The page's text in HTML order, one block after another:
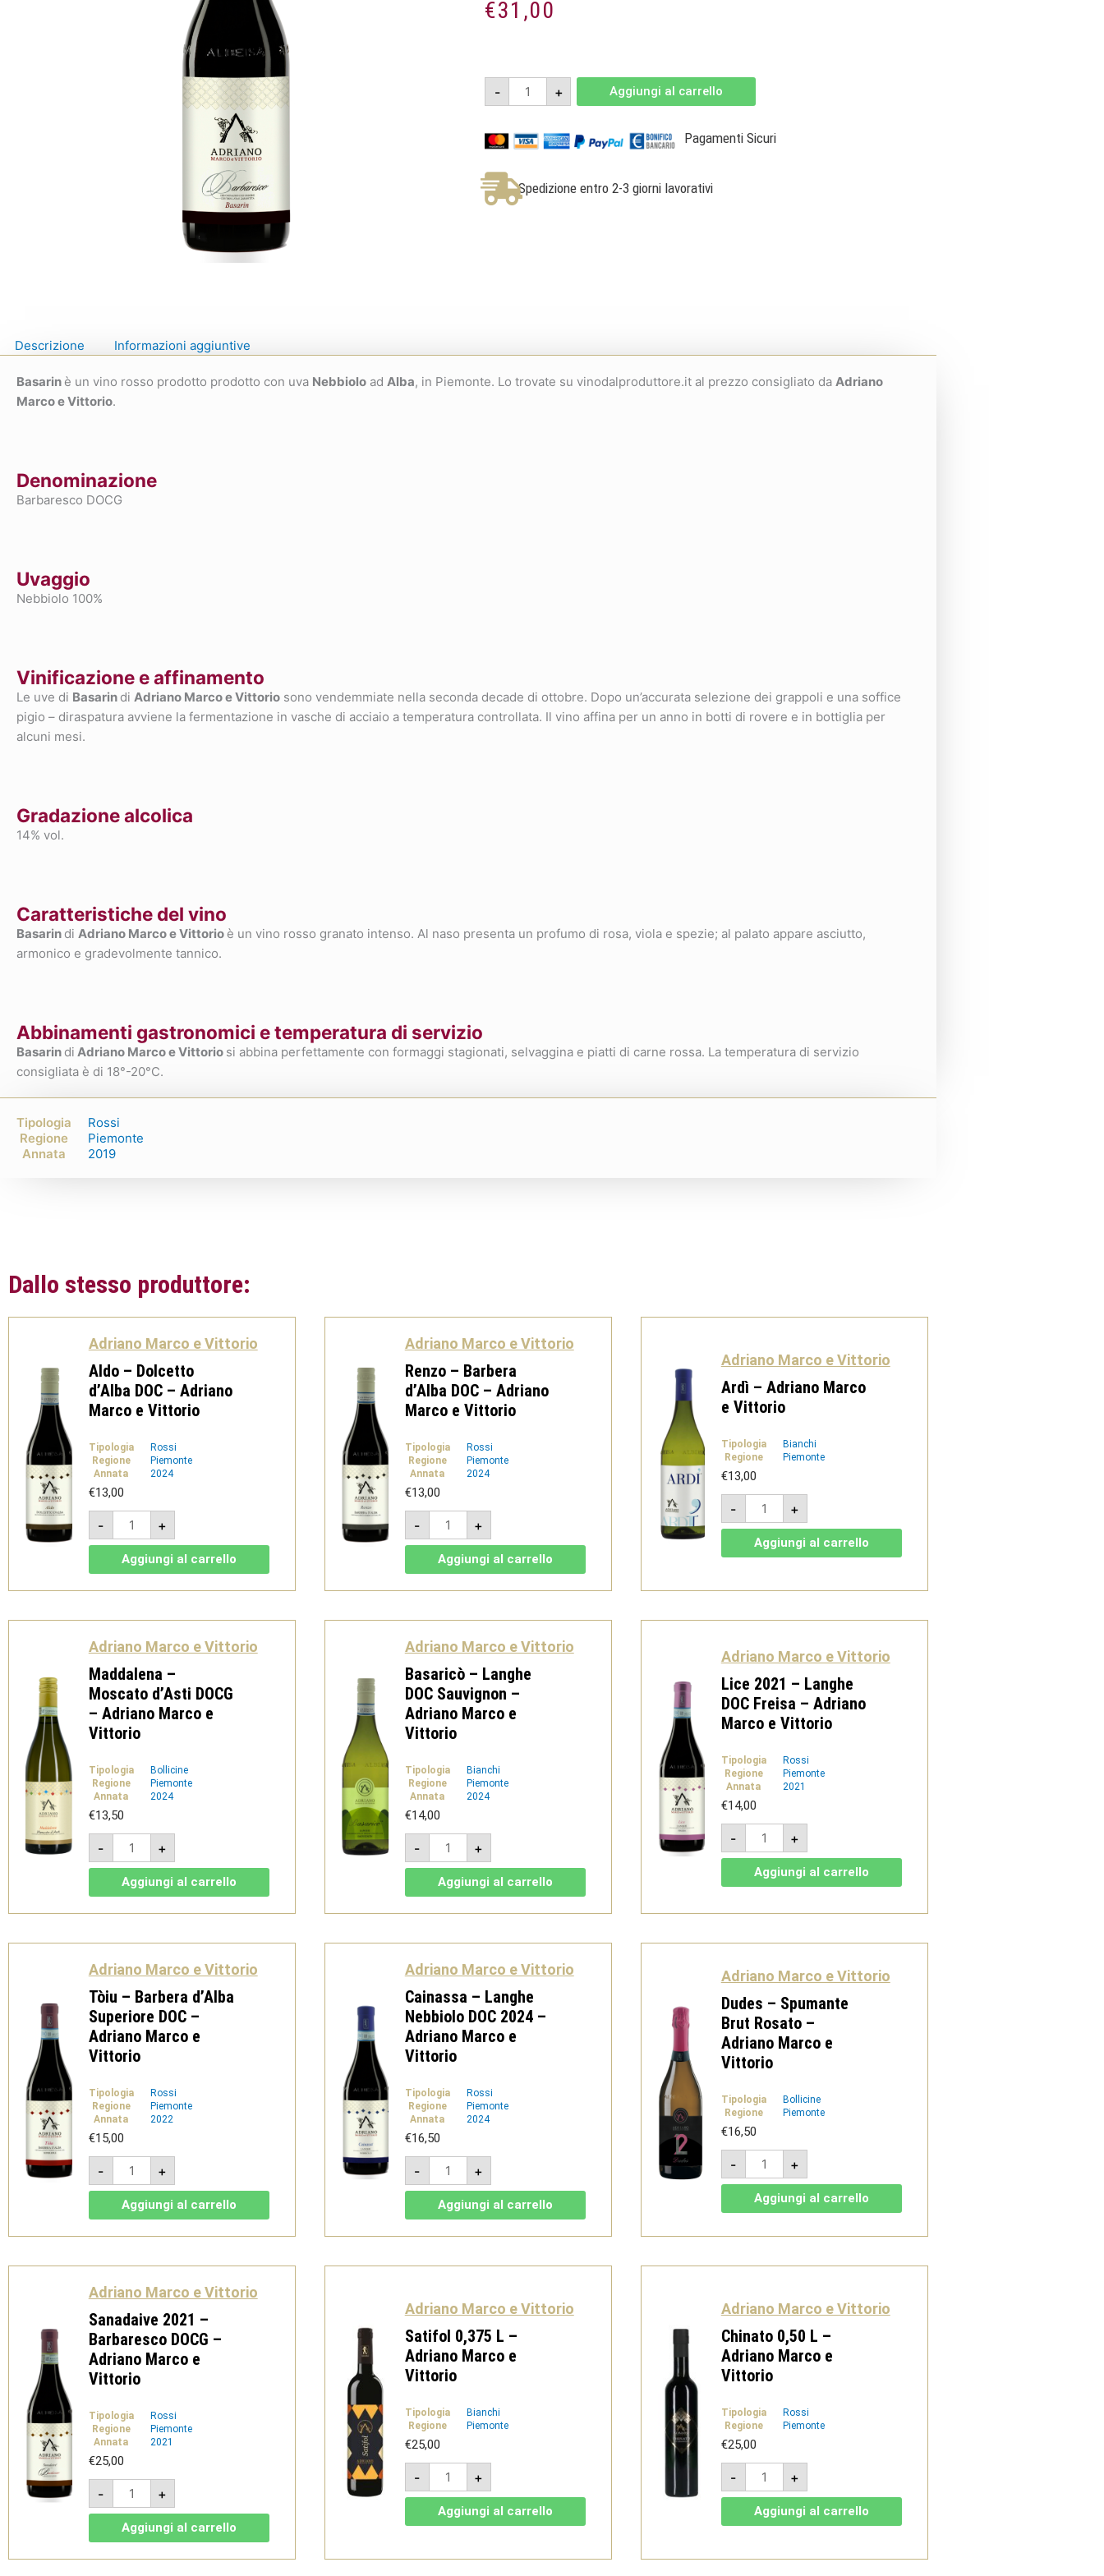
€31,00
-
Basarin
2019
-
DOCG
e
Vittorio
quantità
+ Aggiungi al carrello
Pagamenti Sicuri
Spedizione entro 2-3 giorni lavorativi
Descrizione Informazioni aggiuntive
Basarin è un vino rosso prodotto prodotto con uva Nebbiolo ad Alba, in Piemonte. Lo trovate su vinodalproduttore.it al prezzo consigliato da Adriano
Marco e Vittorio.
Denominazione
Barbaresco DOCG
Uvaggio
Nebbiolo 100%
Vinificazione e affinamento
Le uve di Basarin di Adriano Marco e Vittorio sono vendemmiate nella seconda decade di ottobre. Dopo un’accurata selezione dei grappoli e una soffice
pigio – diraspatura avviene la fermentazione in vasche di acciaio a temperatura controllata. Il vino affina per un anno in botti di rovere e in bottiglia per
alcuni mesi.
Gradazione alcolica
14% vol.
Caratteristiche del vino
Basarin di Adriano Marco e Vittorio è un vino rosso granato intenso. Al naso presenta un profumo di rosa, viola e spezie; al palato appare asciutto,
armonico e gradevolmente tannico.
Abbinamenti gastronomici e temperatura di servizio
Basarin di Adriano Marco e Vittorio si abbina perfettamente con formaggi stagionati, selvaggina e piatti di carne rossa. La temperatura di servizio
consigliata è di 18°-20°C.
Tipologia
Rossi
Regione
Piemonte
Annata
2019
Dallo stesso produttore:
Adriano Marco e Vittorio
Aldo – Dolcetto
d’Alba DOC – Adriano
Marco e Vittorio
Tipologia
Rossi
Regione
Piemonte
Annata
2024
€13,00
-
Aldo
Dolcetto
d'Alba
DOC
-
Adriano
quantità
+
Aggiungi al carrello
Adriano Marco e Vittorio
Renzo – Barbera
d’Alba DOC – Adriano
Marco e Vittorio
Tipologia
Rossi
Regione
Piemonte
Annata
2024
€13,00
-
Renzo
Barbera
d'Alba
DOC
-
Adriano
quantità
+
Aggiungi al carrello
Adriano Marco e Vittorio
Ardì – Adriano Marco
e Vittorio
Tipologia
Bianchi
Regione
Piemonte
€13,00
-
Ardì
Adriano
Marco
Vittorio
+
Aggiungi al carrello
Adriano Marco e Vittorio
Maddalena –
Moscato d’Asti DOCG
– Adriano Marco e
Vittorio
Tipologia
Bollicine
Regione
Piemonte
Annata
2024
€13,50
-
Maddalena
Moscato
d'Asti
DOCG
-
Adriano
quantità
+
Aggiungi al carrello
Adriano Marco e Vittorio
Basaricò – Langhe
DOC Sauvignon –
Adriano Marco e
Vittorio
Tipologia
Bianchi
Regione
Piemonte
Annata
2024
€14,00
-
Basaricò
Langhe
DOC
Sauvignon
-
Adriano
quantità
+
Aggiungi al carrello
Adriano Marco e Vittorio
Lice 2021 – Langhe
DOC Freisa – Adriano
Marco e Vittorio
Tipologia
Rossi
Regione
Piemonte
Annata
2021
€14,00
-
Lice
2021
-
Langhe
DOC
Freisa
Adriano
e
+
Aggiungi al carrello
Adriano Marco e Vittorio
Tòiu – Barbera d’Alba
Superiore DOC –
Adriano Marco e
Vittorio
Tipologia
Rossi
Regione
Piemonte
Annata
2022
€15,00
-
Tòiu
Barbera
d'Alba
Superiore
DOC
-
Vittorio
quantità
+
Aggiungi al carrello
Adriano Marco e Vittorio
Cainassa – Langhe
Nebbiolo DOC 2024 –
Adriano Marco e
Vittorio
Tipologia
Rossi
Regione
Piemonte
Annata
2024
€16,50
-
Cainassa
Langhe
Nebbiolo
DOC
2024
-
+
Aggiungi al carrello
Adriano Marco e Vittorio
Dudes – Spumante
Brut Rosato –
Adriano Marco e
Vittorio
Tipologia
Bollicine
Regione
Piemonte
€16,50
-
Dudes
Spumante
Brut
Rosato
-
Marco
Vittorio
+
Aggiungi al carrello
Adriano Marco e Vittorio
Sanadaive 2021 –
Barbaresco DOCG –
Adriano Marco e
Vittorio
Tipologia
Rossi
Regione
Piemonte
Annata
2021
€25,00
-
Sanadaive
2021
-
Barbaresco
DOCG
-
Adriano
+
Aggiungi al carrello
Adriano Marco e Vittorio
Satifol 0,375 L –
Adriano Marco e
Vittorio
Tipologia
Bianchi
Regione
Piemonte
€25,00
-
Satifol
0,375
L
Adriano
Marco
+
Aggiungi al carrello
Adriano Marco e Vittorio
Chinato 0,50 L –
Adriano Marco e
Vittorio
Tipologia
Rossi
Regione
Piemonte
€25,00
-
Chinato
0,50
L
Adriano
Marco
+
Aggiungi al carrello